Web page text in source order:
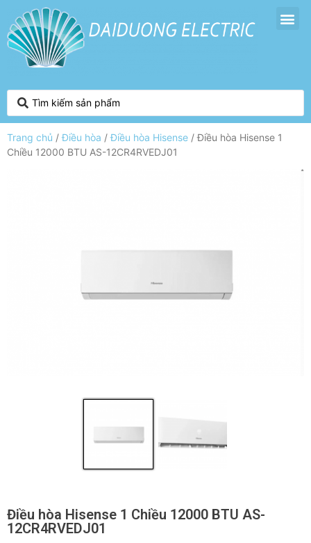
Trang chủ /Điều hòa /Điều hòa Hisense / Điều hòa Hisense 1
Chiều 12000 BTU AS-12CR4RVEDJ01
Điều hòa Hisense 1 Chiều 12000 BTU AS-
12CR4RVEDJ01